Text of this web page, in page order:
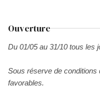
Ouverture
Du 01/05 au 31/10 tous les
Sous réserve de conditions
favorables.